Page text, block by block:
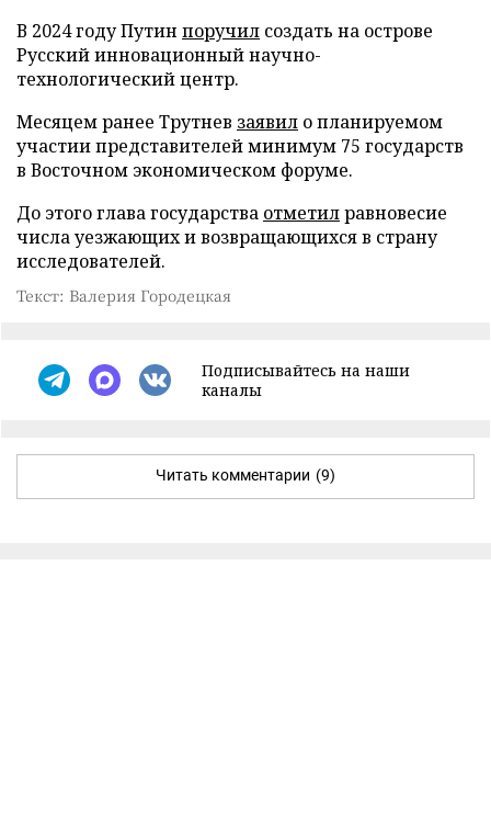
В 2024 году Путин поручил создать на острове
Русский инновационный научно-
технологический центр.
Месяцем ранее Трутнев заявил о планируемом
участии представителей минимум 75 государств
в Восточном экономическом форуме.
До этого глава государства отметилравновесие
числа уезжающих и возвращающихся в страну
исследователей.
Текст: Валерия Городецкая
Подписывайтесь на наши
каналы
Читать комментарии (9)